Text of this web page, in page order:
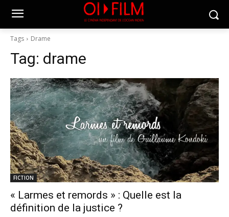
Tags Drame
Tag: drame
FICTION
« Larmes et remords » : Quelle est la
définition de la justice ?